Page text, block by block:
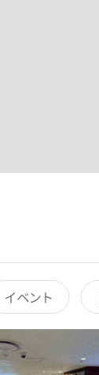
イベント